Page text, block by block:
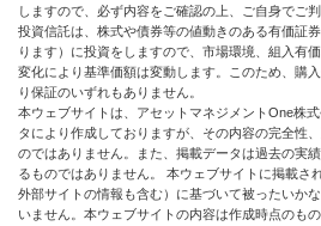
しますので、必ず内容をご確認の上、ご自身でご判
投資信託は、株式や債券等の値動きのある有価証
ります）に投資をしますので、市場環境、組入有
変化により基準価額は変動します。このため、購
り保証のいずれもありません。
本ウェブサイトは、アセットマネジメントOne株
タにより作成しておりますが、その内容の完全性
のではありません。また、掲載データは過去の実
るものではありません。 本ウェブサイトに掲載さ
外部サイトの情報も含む）に基づいて被ったいか
いません。本ウェブサイトの内容は作成時点のも